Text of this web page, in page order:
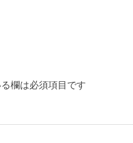
欄は必須項目です